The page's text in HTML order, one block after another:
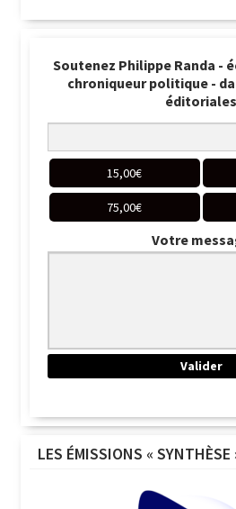
Soutenez Philippe Randa -
chroniqueur politique -
éditoriales
15,00€
75,00€
Votre
LES ÉMISSIONS «